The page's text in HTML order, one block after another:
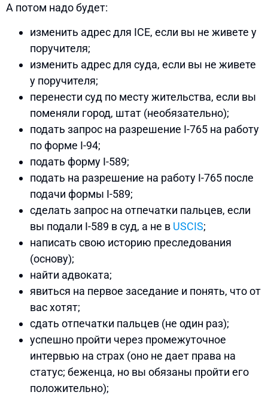
А потом надо будет:
изменить адрес для ICE, если вы не живете у
поручителя;
изменить адрес для суда, если вы не живете
у поручителя;
перенести суд по месту жительства, если вы
поменяли город, штат (необязательно);
подать запрос на разрешение I-765 на работу
по форме I-94;
подать форму I-589;
подать на разрешение на работу I-765 после
подачи формы I-589;
сделать запрос на отпечатки пальцев, если
вы подали I-589 в суд, а не в USCIS;
написать свою историю преследования
(основу);
найти адвоката;
явиться на первое заседание и понять, что от
вас хотят;
сдать отпечатки пальцев (не один раз);
успешно пройти через промежуточное
интервью на страх (оно не дает права на
статус; беженца, но вы обязаны пройти его
положительно);